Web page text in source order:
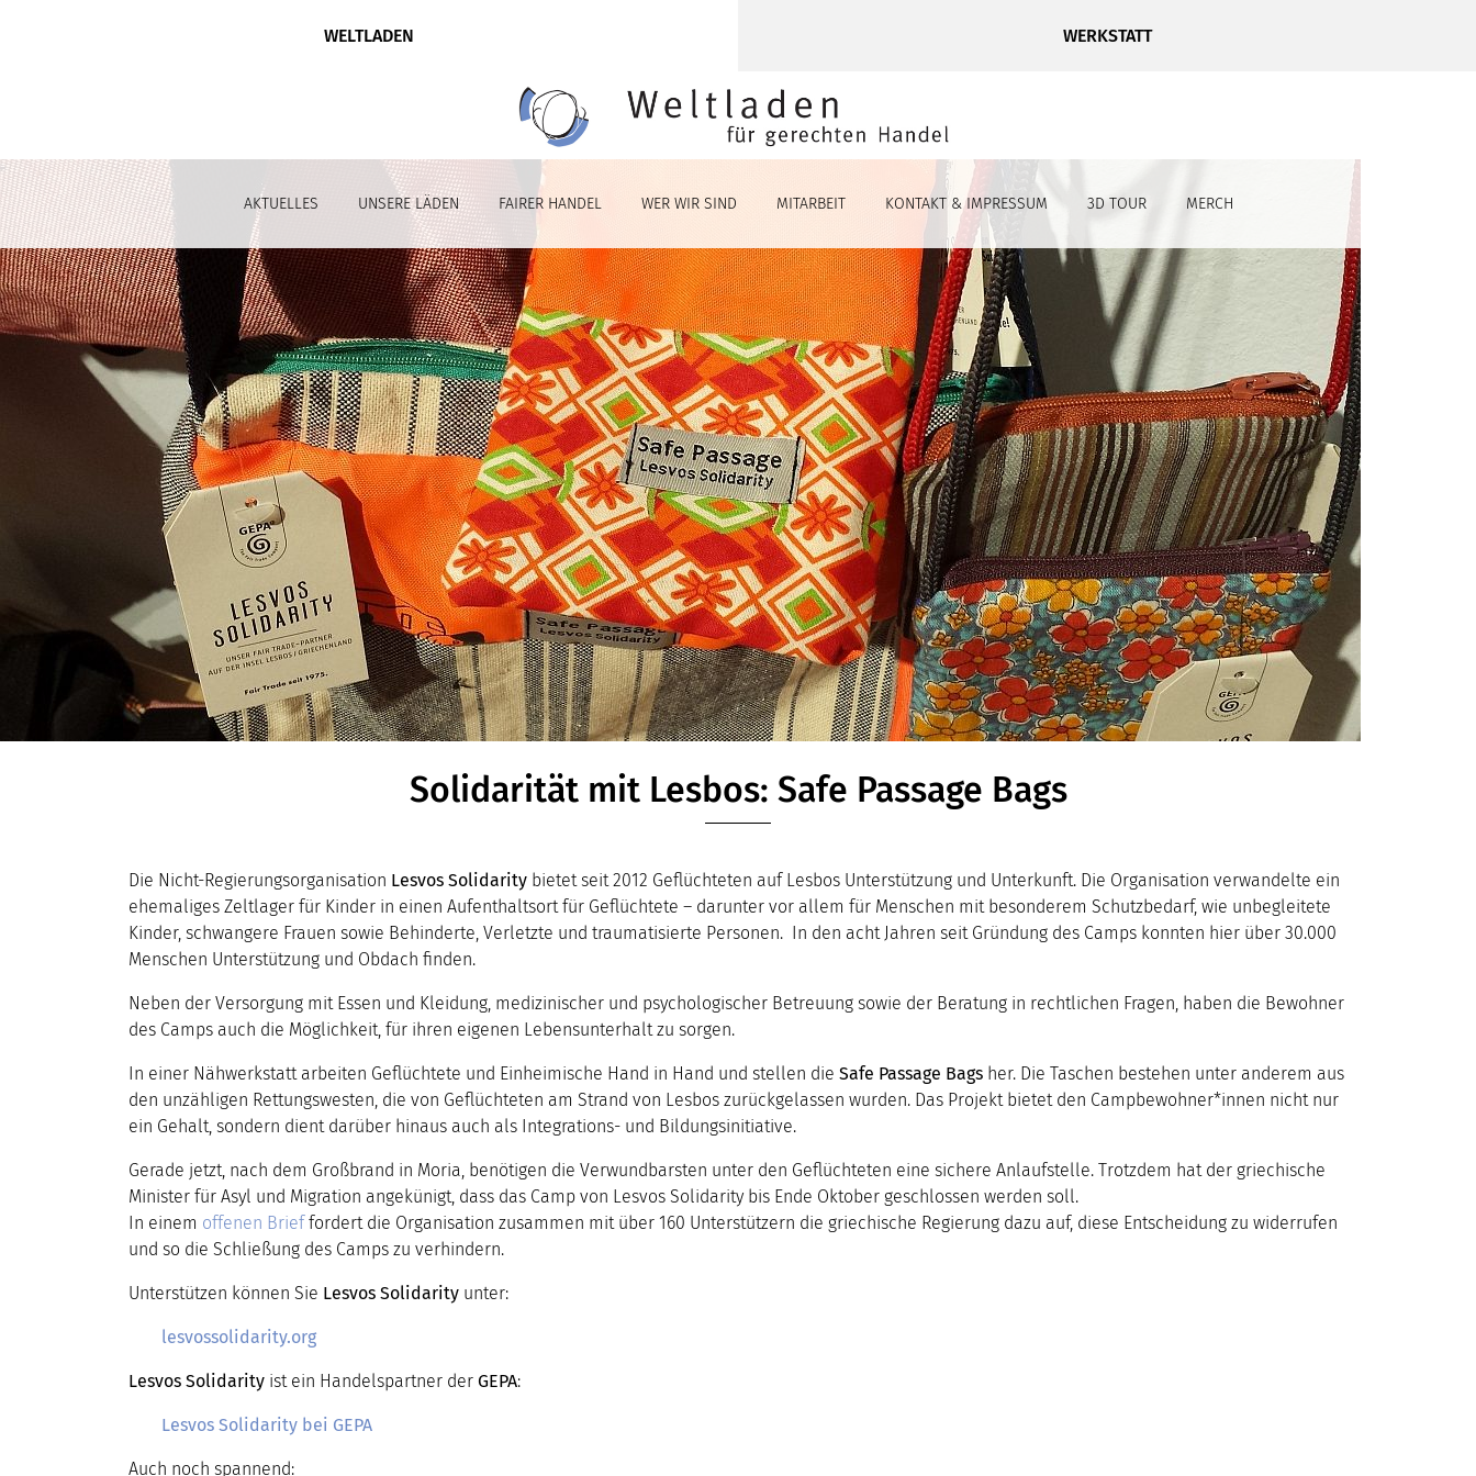
WELTLADEN WERKSTATT
AKTUELLES UNSERE LÄDEN FAIRER HANDEL WER WIR SIND MITARBEIT KONTAKT & IMPRESSUM 3D TOUR MERCH
Solidarität mit Lesbos: Safe Passage Bags
Die Nicht-Regierungsorganisation Lesvos Solidarity bietet seit 2012 Geflüchteten auf Lesbos Unterstützung und Unterkunft. Die Organisation verwandelte ein
ehemaliges Zeltlager für Kinder in einen Aufenthaltsort für Geflüchtete – darunter vor allem für Menschen mit besonderem Schutzbedarf, wie unbegleitete
Kinder, schwangere Frauen sowie Behinderte, Verletzte und traumatisierte Personen. In den acht Jahren seit Gründung des Camps konnten hier über 30.000
Menschen Unterstützung und Obdach finden.
Neben der Versorgung mit Essen und Kleidung, medizinischer und psychologischer Betreuung sowie der Beratung in rechtlichen Fragen, haben die Bewohner
des Camps auch die Möglichkeit, für ihren eigenen Lebensunterhalt zu sorgen.
In einer Nähwerkstatt arbeiten Geflüchtete und Einheimische Hand in Hand und stellen die Safe Passage Bags her. Die Taschen bestehen unter anderem aus
den unzähligen Rettungswesten, die von Geflüchteten am Strand von Lesbos zurückgelassen wurden. Das Projekt bietet den Campbewohner*innen nicht nur
ein Gehalt, sondern dient darüber hinaus auch als Integrations- und Bildungsinitiative.
Gerade jetzt, nach dem Großbrand in Moria, benötigen die Verwundbarsten unter den Geflüchteten eine sichere Anlaufstelle. Trotzdem hat der griechische
Minister für Asyl und Migration angekünigt, dass das Camp von Lesvos Solidarity bis Ende Oktober geschlossen werden soll.
In einem offenen Brieffordert die Organisation zusammen mit über 160 Unterstützern die griechische Regierung dazu auf, diese Entscheidung zu widerrufen
und so die Schließung des Camps zu verhindern.
Unterstützen können Sie Lesvos Solidarity unter:
lesvossolidarity.org
Lesvos Solidarity ist ein Handelspartner der GEPA:
Lesvos Solidarity bei GEPA
Auch noch spannend: